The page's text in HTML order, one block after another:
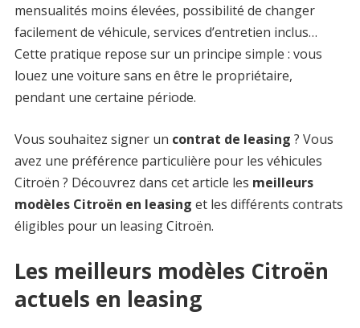
mensualités moins élevées, possibilité de changer
facilement de véhicule, services d’entretien inclus…
Cette pratique repose sur un principe simple : vous
louez une voiture sans en être le propriétaire,
pendant une certaine période.
Vous souhaitez signer un contrat de leasing ? Vous
avez une préférence particulière pour les véhicules
Citroën ? Découvrez dans cet article les meilleurs
modèles Citroën en leasing et les différents contrats
éligibles pour un leasing Citroën.
Les meilleurs modèles Citroën
actuels en leasing